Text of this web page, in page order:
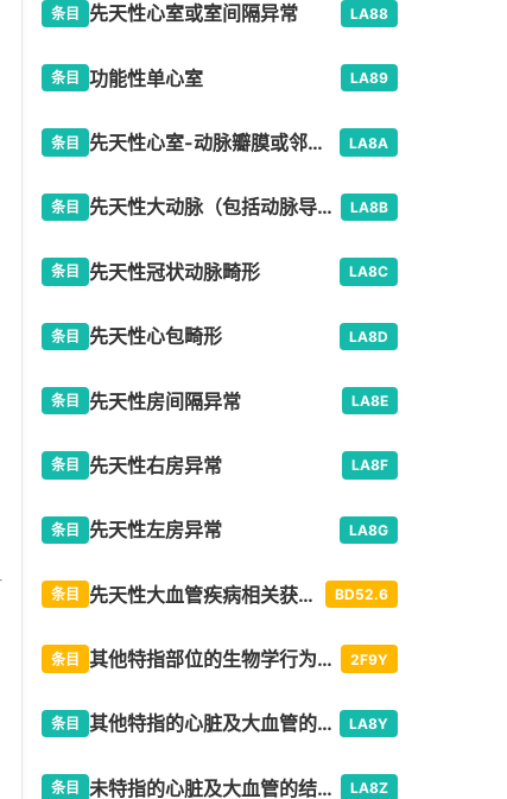
条目 先天性心室或室间隔异常 LA88
条目 功能性单心室 LA89
条目 先天性心室-动脉瓣膜或邻近区域异常 LA8A
条目 先天性大动脉（包括动脉导管）异常 LA8B
条目 先天性冠状动脉畸形 LA8C
条目 先天性心包畸形 LA8D
条目 先天性房间隔异常 LA8E
条目 先天性右房异常 LA8F
条目 先天性左房异常 LA8G
条目 先天性大血管疾病相关获得性异常 BD52.6
条目 其他特指部位的生物学行为未知的肿瘤 2F9Y
条目 其他特指的心脏及大血管的结构发育异常 LA8Y
条目 未特指的心脏及大血管的结构发育异常 LA8Z